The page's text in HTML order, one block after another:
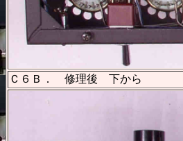
Ｃ６Ｂ． 修理後 下から